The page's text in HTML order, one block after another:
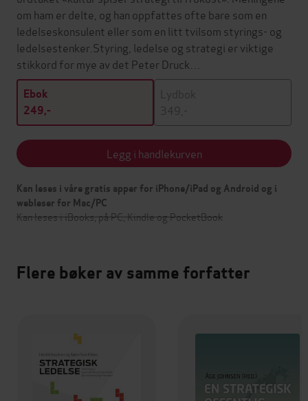
om ham er delte, og han oppfattes ofte bare som en
ledelseskonsulent eller som en litt tvilsom styrings- og
ledelsestenker.Styring, ledelse og strategi er viktige
stikkord for mye av det Peter Druck…
Ebok
249,-
Lydbok
349,-
Legg i handlekurven
Kan leses i våre gratis apper for iPhone/iPad og Android og i
webleser for Mac/PC
Kan leses i iBooks, på PC, Kindle og PocketBook
Flere bøker av samme forfatter